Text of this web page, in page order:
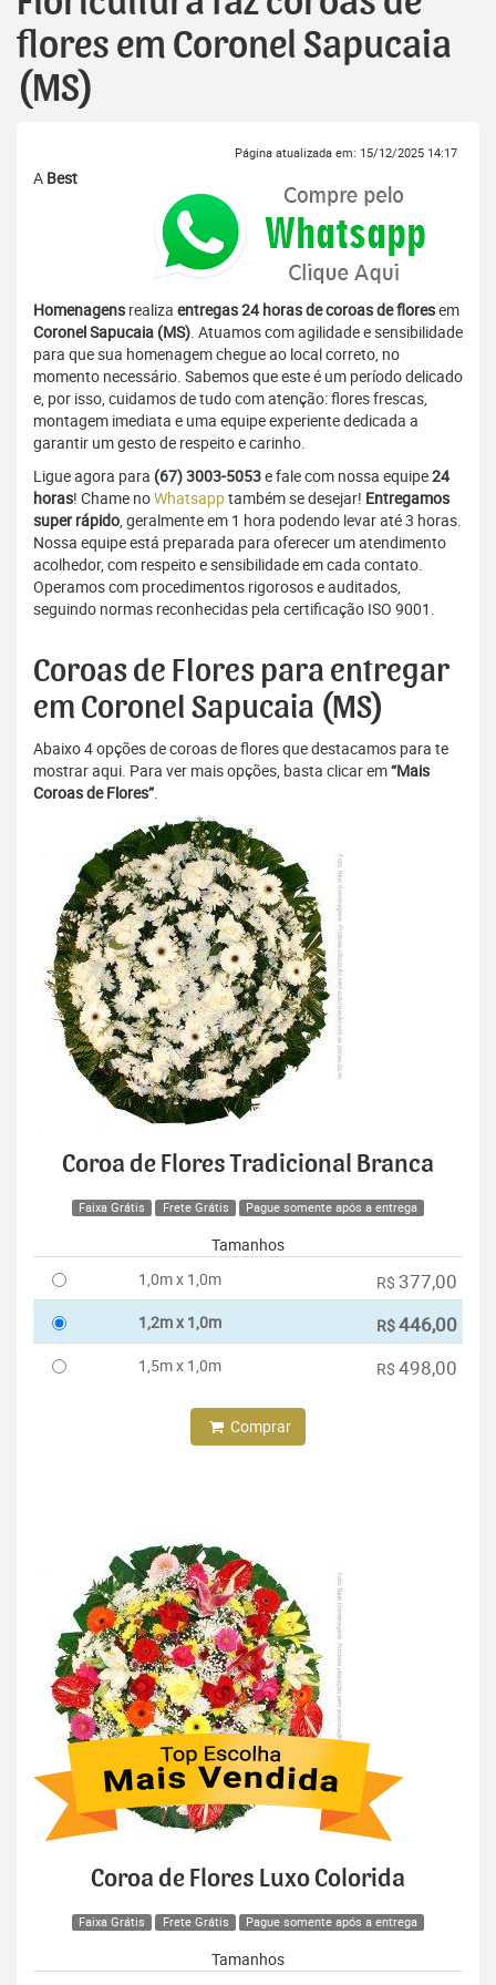
flores em Coronel Sapucaia
(MS)
Página atualizada em: 15/12/2025 14:17
A Best
Homenagens realiza entregas 24 horas de coroas de floresem
Coronel Sapucaia (MS). Atuamos com agilidade e sensibilidade
para que sua homenagem chegue ao local correto, no
momento necessário. Sabemos que este é um período delicado
e, por isso, cuidamos de tudo com atenção: flores frescas,
montagem imediata e uma equipe experiente dedicada a
garantir um gesto de respeito e carinho.
Ligue agora para (67) 3003-5053e fale com nossa equipe24
horas! Chame noWhatsapptambém se desejar! Entregamos
super rápido, geralmente em 1 hora podendo levar até 3 horas.
Nossa equipe está preparada para oferecer um atendimento
acolhedor, com respeito e sensibilidade em cada contato.
Operamos com procedimentos rigorosos e auditados,
seguindo normas reconhecidas pela certificação ISO 9001.
Coroas de Flores para entregar
em Coronel Sapucaia (MS)
Abaixo 4 opções de coroas de flores que destacamos para te
mostrar aqui. Para ver mais opções, basta clicar em“Mais
Coroas de Flores”.
Coroa de Flores Tradicional Branca
Faixa Grátis Frete Grátis Pague somente após a entrega
Tamanhos
1,0m x 1,0m
R$ 377,00
1,2m x 1,0m R$446,00
1,5m x 1,0m R$ 498,00
Comprar
Coroa de Flores Luxo Colorida
Faixa Grátis Frete Grátis Pague somente após a entrega
Tamanhos